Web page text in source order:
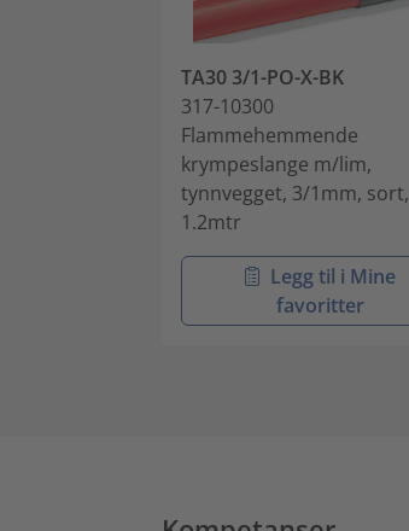
TA30 3/1-PO-X-BK
317-10300
Flammehemmende
krympeslange m/lim,
tynnvegget, 3/1mm, sort,
1.2mtr
Legg til i Mine
favoritter